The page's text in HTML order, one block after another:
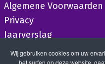
Algemene Voorwaarden
Privacy
Jaarverslag
Wij gebruiken cookies om uw
het surfen op deze website,